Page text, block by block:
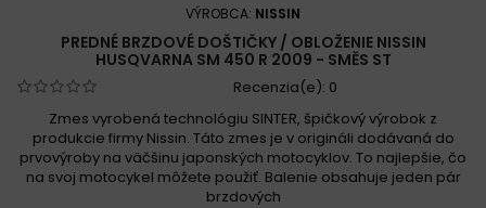
VÝROBCA: NISSIN
PREDNÉ BRZDOVÉ DOŠTIČKY / OBLOŽENIE NISSIN
HUSQVARNA SM 450 R 2009 - SMĚS ST
Recenzia(e): 0
Zmes vyrobená technológiu SINTER, špičkový výrobok z
produkcie firmy Nissin. Táto zmes je v origináli dodávaná do
prvovýroby na väčšinu japonských motocyklov. To najlepšie, čo
na svoj motocykel môžete použiť. Balenie obsahuje jeden pár
brzdových